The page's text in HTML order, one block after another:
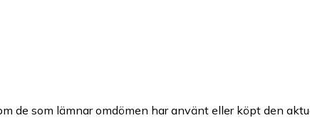
de som lämnar omdömen har använt eller köpt den